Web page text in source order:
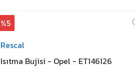
%5
Rescal
Isıtma Bujisi - Opel - ET146126